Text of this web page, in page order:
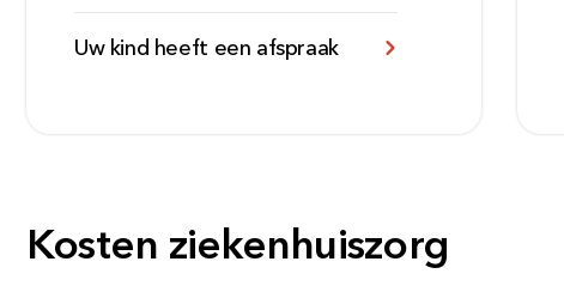
Uw kind heeft een afspraak
Kosten ziekenhuiszorg